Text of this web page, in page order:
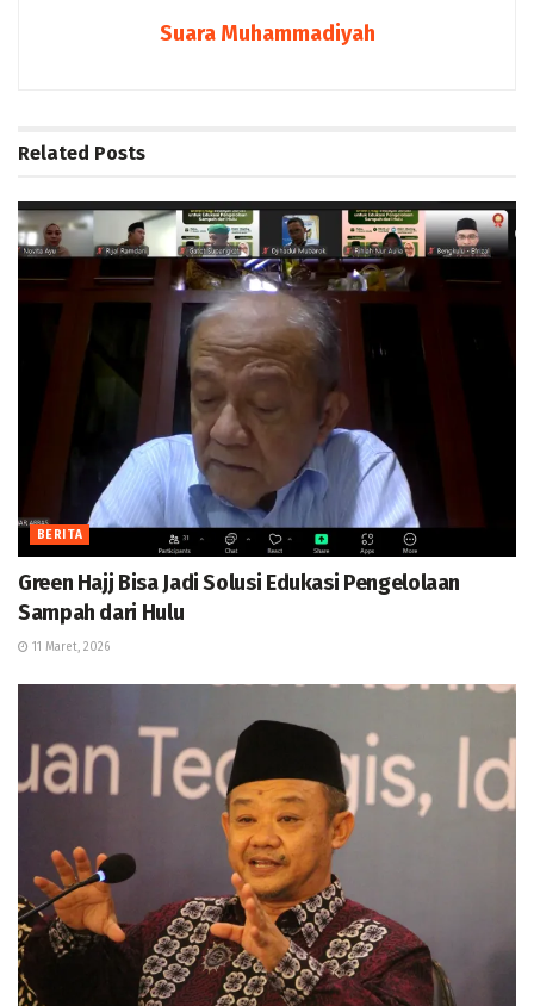
Suara Muhammadiyah
Related Posts
BERITA
Green Hajj Bisa Jadi Solusi Edukasi Pengelolaan
Sampah dari Hulu
11 Maret, 2026